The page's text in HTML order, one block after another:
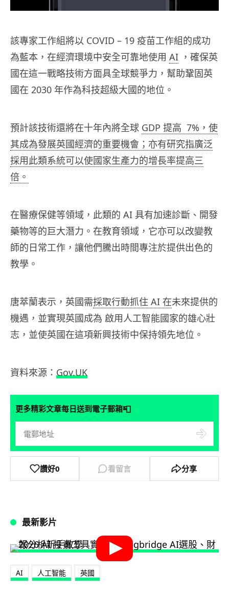
該專家工作組將以 COVID – 19 疫苗工作組的成功
為藍本，在經濟環境中安全可靠地使用 AI ，確保英
國在這一戰略技術方面具全球競爭力，幫助鞏固英
國在 2030 年作為科技超級大國的地位。
預計該技術還將在十年內將全球 GDP 提高 7%，使
其成為發展英國經濟的重要機會；亦有研究指廣泛
採用此類系統可以使國家生產力的增長率提高三
倍。
在醫療保健等領域，此類的 AI 具有加速診斷、開發
藥物等的巨大潛力。 在教育領域，它亦可以改變教
師的日常工作，讓他們騰出時間專注於提供出色的
教學。
唐萃蘭表示，英國需採取行動抓住 AI 在未來提供的
機遇，並實現英國成為 啟用人工智能國家的雄心壯
志，並使英國在這項新興技術中保持領先地位。
資料來源： Gov.UK
更多精彩文章每日送到電子郵箱📮
讚好0 看留言 分享
最新影片
AI 人工智能 英國